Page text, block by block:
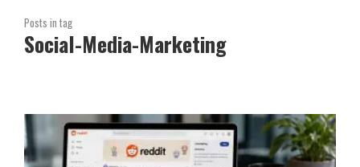
Posts in tag
Social-Media-Marketing